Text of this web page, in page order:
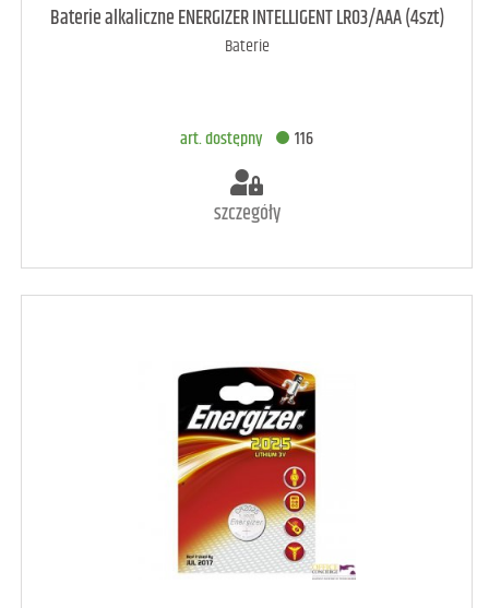
art. dostępny 8
Baterie alkaliczne ENERGIZER INTELLIGENT LR03/AAA (4szt)
Baterie
art. dostępny 116
szczegóły